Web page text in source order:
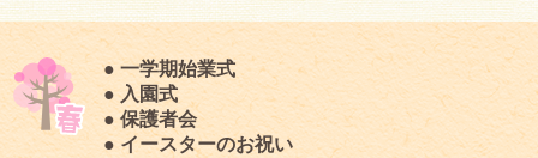
● 一学期始業式
● 入園式
● 保護者会
● イースターのお祝い